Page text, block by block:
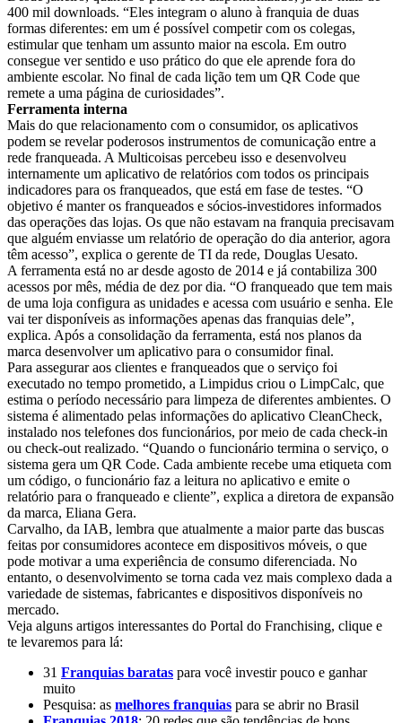
400 mil downloads. “Eles integram o aluno à franquia de duas
formas diferentes: em um é possível competir com os colegas,
estimular que tenham um assunto maior na escola. Em outro
consegue ver sentido e uso prático do que ele aprende fora do
ambiente escolar. No final de cada lição tem um QR Code que
remete a uma página de curiosidades”.
Ferramenta interna
Mais do que relacionamento com o consumidor, os aplicativos
podem se revelar poderosos instrumentos de comunicação entre a
rede franqueada. A Multicoisas percebeu isso e desenvolveu
internamente um aplicativo de relatórios com todos os principais
indicadores para os franqueados, que está em fase de testes. “O
objetivo é manter os franqueados e sócios-investidores informados
das operações das lojas. Os que não estavam na franquia precisavam
que alguém enviasse um relatório de operação do dia anterior, agora
têm acesso”, explica o gerente de TI da rede, Douglas Uesato.
A ferramenta está no ar desde agosto de 2014 e já contabiliza 300
acessos por mês, média de dez por dia. “O franqueado que tem mais
de uma loja configura as unidades e acessa com usuário e senha. Ele
vai ter disponíveis as informações apenas das franquias dele”,
explica. Após a consolidação da ferramenta, está nos planos da
marca desenvolver um aplicativo para o consumidor final.
Para assegurar aos clientes e franqueados que o serviço foi
executado no tempo prometido, a Limpidus criou o LimpCalc, que
estima o período necessário para limpeza de diferentes ambientes. O
sistema é alimentado pelas informações do aplicativo CleanCheck,
instalado nos telefones dos funcionários, por meio de cada check-in
ou check-out realizado. “Quando o funcionário termina o serviço, o
sistema gera um QR Code. Cada ambiente recebe uma etiqueta com
um código, o funcionário faz a leitura no aplicativo e emite o
relatório para o franqueado e cliente”, explica a diretora de expansão
da marca, Eliana Gera.
Carvalho, da IAB, lembra que atualmente a maior parte das buscas
feitas por consumidores acontece em dispositivos móveis, o que
pode motivar a uma experiência de consumo diferenciada. No
entanto, o desenvolvimento se torna cada vez mais complexo dada a
variedade de sistemas, fabricantes e dispositivos disponíveis no
mercado.
Veja alguns artigos interessantes do Portal do Franchising, clique e
te levaremos para lá:
31 Franquias baratas para você investir pouco e ganhar
muito
Pesquisa: as melhores franquias para se abrir no Brasil